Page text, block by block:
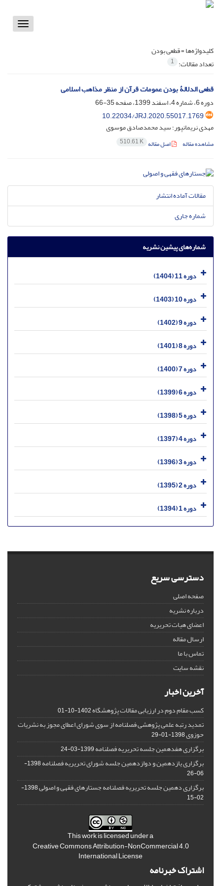
Toggle
کلیدواژه‌ها =قطعی بودن
تعداد مقالات: 1
قطعی الدلالۀ بودن عمومات قرآن از منظر مذاهب اسلامی
دوره 6، شماره 4، اسفند 1399، صفحه
35-66
10.22034/JRJ.2020.55017.1769
مهدی نریمانپور؛ سید محمدصادق موسوی
مشاهده مقاله اصل مقاله 510.61 K
مقالات آماده انتشار
شماره جاری
شماره‌های پیشین نشریه
دوره 11 (1404)
دوره 10 (1403)
دوره 9 (1402)
دوره 8 (1401)
دوره 7 (1400)
دوره 6 (1399)
دوره 5 (1398)
دوره 4 (1397)
دوره 3 (1396)
دوره 2 (1395)
دوره 1 (1394)
دسترسی سریع
صفحه اصلی
درباره نشریه
اعضای هیات تحریریه
ارسال مقاله
تماس با ما
نقشه سایت
آخرین اخبار
کسب مقام دوم در ارزیابی مقالات پژوهشگاه1402-10-01
تمدید رتبه علمی پژوهشی فصلنامه از سوی شورای اعطای مجوز به نشریات
حوزوی1398-01-29
برگزاری هفدهمین جلسه تحریریه فصلنامه1399-03-24
برگزاری یازدهمین و دوازدهمین جلسه شورای تحریریه فصلنامه
1398-
06-26
برگزاری دهمین جلسه تحریریه فصلنامه جستارهای فقهی و اصولی
1398-
02-15
This work is licensed under a
Creative Commons Attribution-NonCommercial 4.0
International License
اشتراک خبرنامه